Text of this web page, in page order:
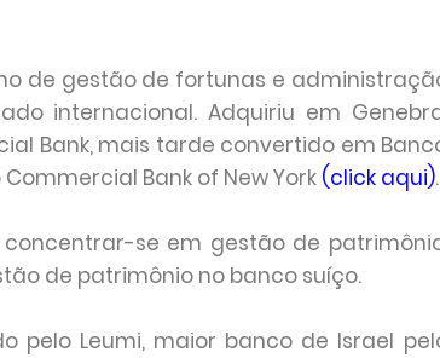
de gestão de fortunas e
internacional. Adquiriu em
Bank, mais tarde convertido em
Commercial Bank of New York (click aqui).
se em gestão de
de patrimônio no banco suíço.
pelo Leumi, maior banco de Israel